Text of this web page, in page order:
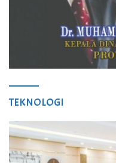
TEKNOLOGI